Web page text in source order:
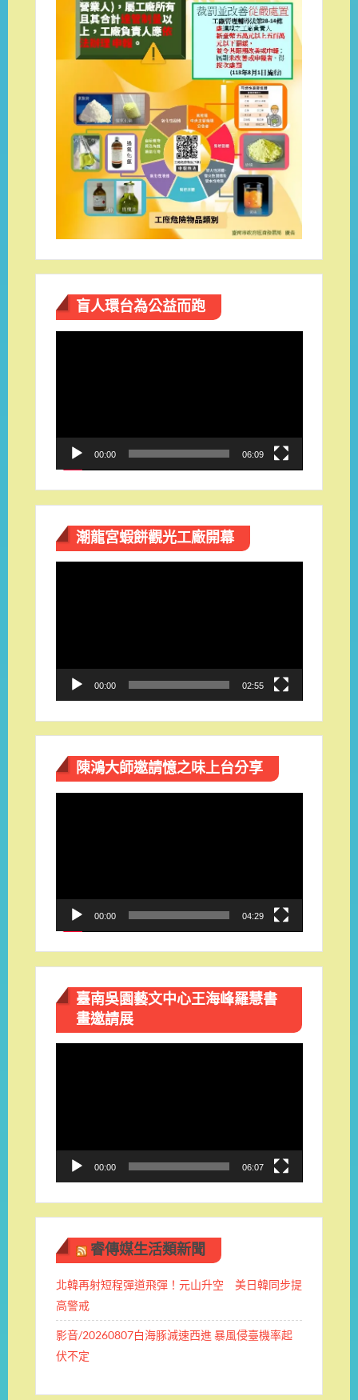
盲人環台​為公益而跑
00:00 06:09
潮龍宮蝦餅觀光工廠開幕
00:00 02:55
陳鴻大師邀請憶之味上台分享
00:00 04:29
臺南吳園藝文中心王海峰羅慧書
畫邀請展
00:00 06:07
睿傳媒生活類新聞
北韓再射短程彈道飛彈！元山升空 美日韓同步提
高警戒
影音/20260807白海豚減速西進 暴風侵臺機率起
伏不定